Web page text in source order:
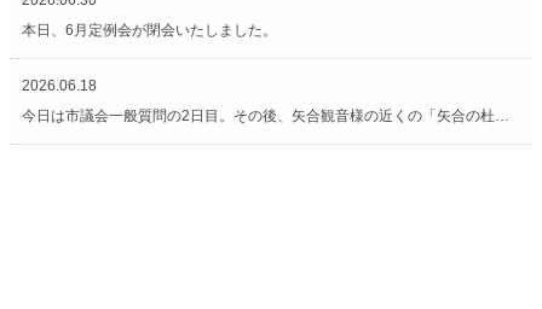
本日、6月定例会が閉会いたしました。
2026.06.18
今日は市議会一般質問の2日目。その後、矢合観音様の近くの「矢合の杜」へ。